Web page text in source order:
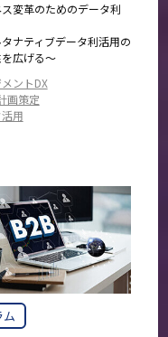
ス変革のためのデータ利
ナティブデータ利活用の
広げる～
ントDX
画策定
用
ム